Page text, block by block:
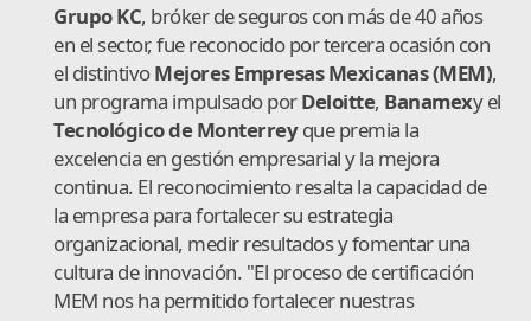
Grupo KC, bróker de seguros con más de 40 años
en el sector, fue reconocido por tercera ocasión con
el distintivoMejores Empresas Mexicanas (MEM),
un programa impulsado porDeloitte, Banamexy el
Tecnológico de Monterreyque premia la
excelencia en gestión empresarial y la mejora
continua. El reconocimiento resalta la capacidad de
la empresa para fortalecer su estrategia
organizacional, medir resultados y fomentar una
cultura de innovación. "El proceso de certificación
MEM nos ha permitido fortalecer nuestras